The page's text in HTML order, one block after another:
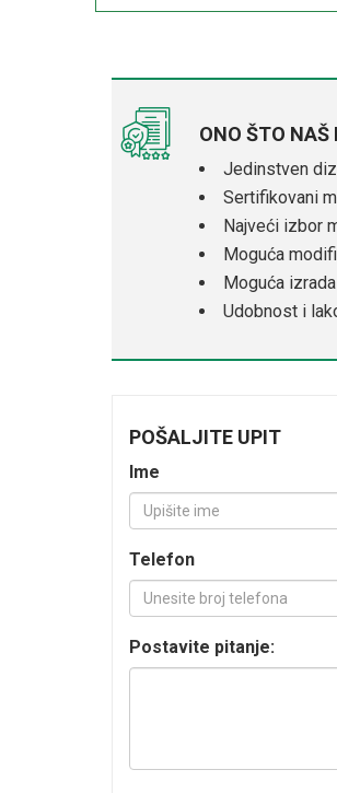
ONO ŠTO NAŠ
Jedinstven
Sertifikovani
Najveći izbor
Moguća
Moguća
Udobnost i
POŠALJITE UPIT
Ime
Telefon
Postavite pitanje: